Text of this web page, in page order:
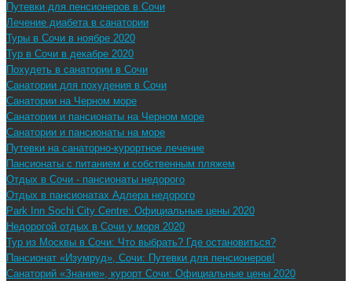
Путевки для пенсионеров в Сочи
Лечение диабета в санатории
Туры в Сочи в ноябре 2020
Тур в Сочи в декабре 2020
Похудеть в санатории в Сочи
Санатории для похудения в Сочи
Санатории на Черном море
Санатории и пансионаты на Черном море
Санатории и пансионаты на море
Путевки на санаторно-курортное лечение
Пансионаты с питанием и собственным пляжем
Отдых в Сочи - пансионаты недорого
Отдых в пансионатах Адлера недорого
Park Inn Sochi City Centre: Официальные цены 2020
Недорогой отдых в Сочи у моря 2020
Тур из Москвы в Сочи: Что выбрать? Где остановиться?
Пансионат «Изумруд», Сочи: Путевки для пенсионеров!
Санаторий «Знание», курорт Сочи: Официальные цены 2020